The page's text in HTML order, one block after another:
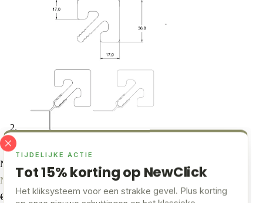
TIJDELIJKE ACTIE
Tot 15% korting op NewClick
Het kliksysteem voor een strakke gevel. Plus korting
NewClick
NewClick Hoek-Start-/Eindprofiel Universeel Walnoot 290cm
€
34,90